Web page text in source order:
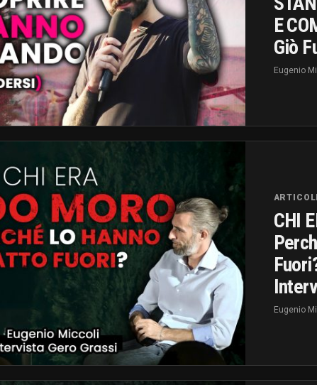
E
Giò
Eugenio
ARTICOLI
CHI
Eugenio